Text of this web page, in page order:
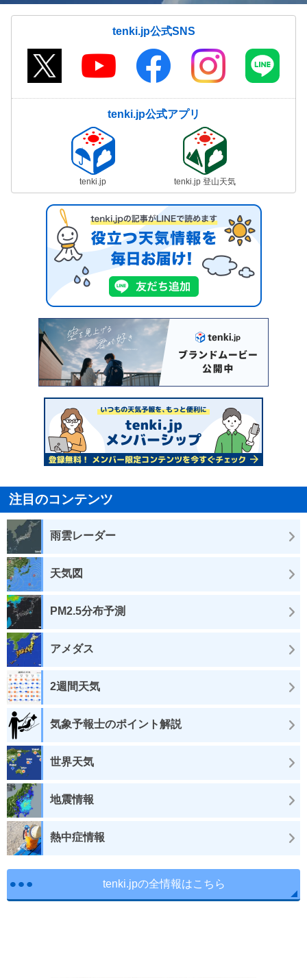
tenki.jp公式SNS
tenki.jp公式アプリ
tenki.jp tenki.jp 登山天気
注目のコンテンツ
雨雲レーダー
天気図
PM2.5分布予測
アメダス
2週間天気
気象予報士のポイント解説
世界天気
地震情報
熱中症情報
tenki.jpの全情報はこちら